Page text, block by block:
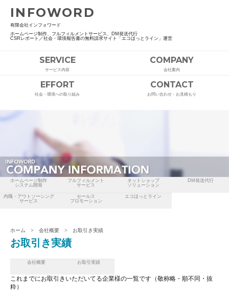
INFOWORD
有限会社インフォワード
ホームページ制作、フルフィルメントサービス、DM発送代行
CSRレポート／社会・環境報告書の無料請求サイト「エコほっとライン」運営
SERVICE
サービス内容
COMPANY
会社案内
EFFORT
社会・環境への取り組み
CONTACT
お問い合わせ・お見積もり
ホームページ制作
システム開発
フルフィルメント
サービス
ネットショップ
ソリューション
DM発送代行
内職・アウトソーシング
サービス
セールス
プロモーション
エコほっとライン
ホーム > 会社概要 > お取引き実績
お取引き実績
会社概要 お取引実績
これまでにお取引きいただいてる企業様の一覧です（敬称略・順不同・抜
粋）